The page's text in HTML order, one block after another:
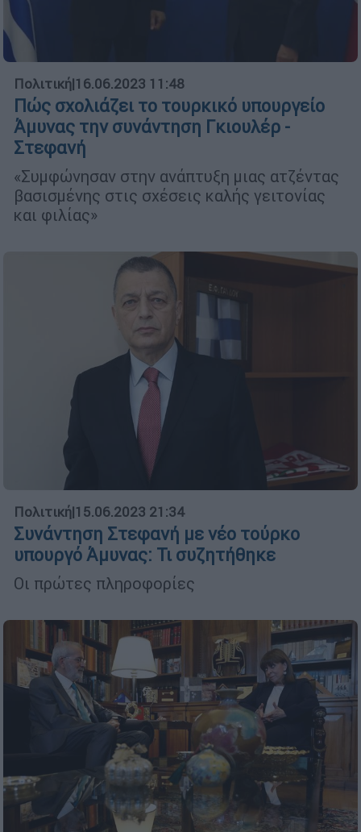
Πολιτική|16.06.2023 11:48
Πώς σχολιάζει το τουρκικό υπουργείο
Άμυνας την συνάντηση Γκιουλέρ -
Στεφανή
«Συμφώνησαν στην ανάπτυξη μιας ατζέντας
βασισμένης στις σχέσεις καλής γειτονίας
και φιλίας»
Πολιτική|15.06.2023 21:34
Συνάντηση Στεφανή με νέο τούρκο
υπουργό Άμυνας: Τι συζητήθηκε
Οι πρώτες πληροφορίες